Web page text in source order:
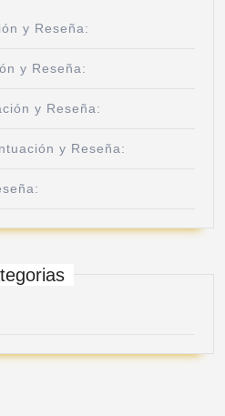
y Reseña:
y Reseña:
y Reseña:
y Reseña: